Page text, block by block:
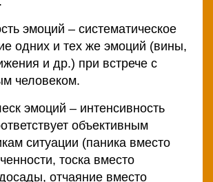
эмоций – систематическое
одних и тех же эмоций (вины,
и др.) при встрече с
человеком.
эмоций – интенсивность
объективным
ситуации (паника вместо
тоска вместо
отчаяние вместо